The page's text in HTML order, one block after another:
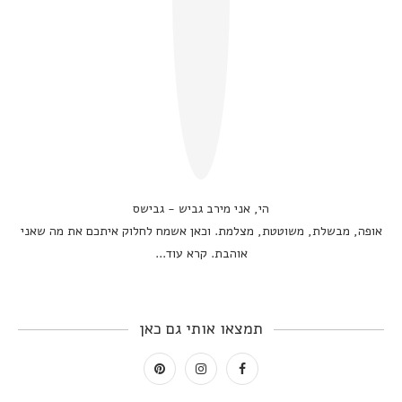
הי, אני מירב גביש - גבישס
אופה, מבשלת, משוטטת, מצלמת. וכאן אשמח לחלוק איתכם את מה שאני
אוהבת. קרא עוד...
תמצאו אותי גם כאן